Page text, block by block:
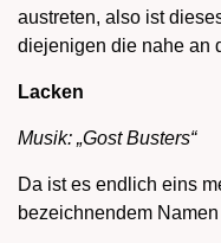
austreten, also ist
diejenigen die nahe an
Lacken
Musik: „Gost Busters“
Da ist es endlich eins
bezeichnendem Namen